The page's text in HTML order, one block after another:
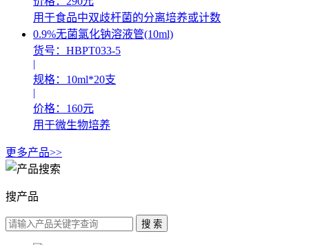
用于食品中双歧杆菌的分离培养或计数
0.9%无菌氯化钠溶液管(10ml)
货号：HBPT033-5
|
规格：10ml*20支
|
价格：160元
用于微生物培养
更多产品>>
搜产品